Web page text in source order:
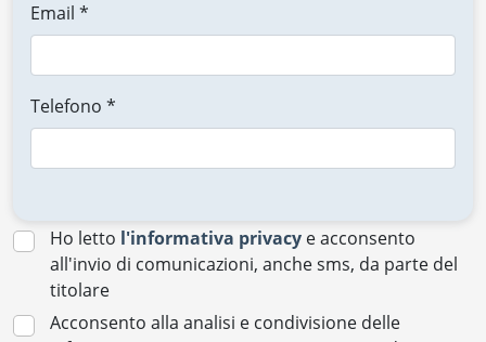
Email *
Telefono *
Ho letto l'informativa privacy e acconsento
all'invio di comunicazioni, anche sms, da parte del
titolare
Acconsento alla analisi e condivisione delle